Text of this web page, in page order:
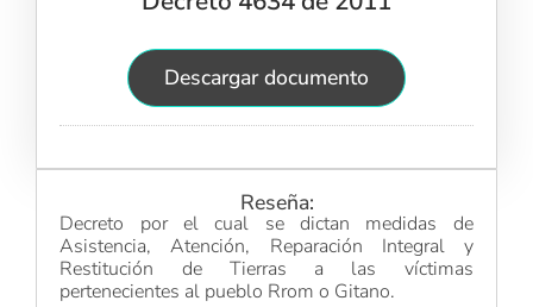
Descargar documento
Reseña:
Decreto por el cual se dictan medidas de
Asistencia, Atención, Reparación Integral y
Restitución de Tierras a las víctimas
pertenecientes al pueblo Rrom o Gitano.